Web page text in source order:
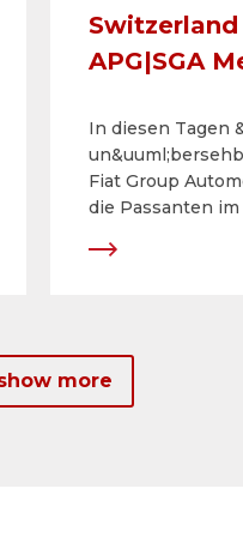
Switzerland
APG|SGA
Zürcher HB
In diesen Tagen
Fiat Group
die Passanten
more